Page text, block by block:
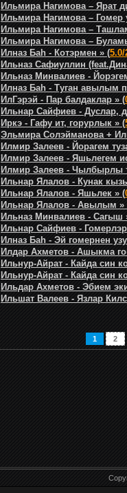
Ильмира Нагимова – Ярат
Ильмира Нагимова – Гомер
Ильмира Нагимова –
Ильмира Нагимова –
Илназ Баh - Котэрмен » (5.0/
Ильназ Сафиуллин
Ильназ Минвалиев -
Илназ Баh - Туган авылым
ИлГэрэй - Пар балдаклар » (
Ильнар Сайфиев - Дуслар,
Иркэ - Гафу ит, горурлык » (
Эльмира Солэйманова +
Илмир Залеев - Йорагем
Илмир Залеев - Яшьлегем
Илмир Залеев - Чылбырлы
Ильнар Ялалов - Кунак
Ильнар Ялалов - Яшьлек » (
Ильнар Ялалов - Авылым »
Ильназ Минвалиев - Сагыш
Ильнар Сайфиев -
Илназ Баh - Эй гомернен
Илдар Ахметов - Ашыкма
Ильнур-Айрат - Кайда син
Ильнур-Айрат - Кайда син
Ильдар Ахметов - Эбием
Ильшат Валеев - Язлар
1 2